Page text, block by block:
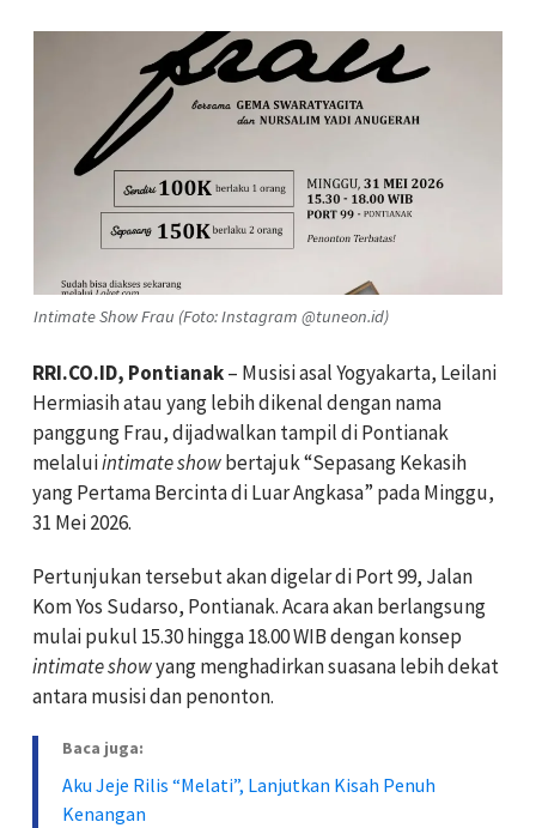
Intimate Show Frau (Foto: Instagram @tuneon.id)
RRI.CO.ID, Pontianak– Musisi asal Yogyakarta, Leilani
Hermiasih atau yang lebih dikenal dengan nama
panggung Frau, dijadwalkan tampil di Pontianak
melaluiintimate showbertajuk “Sepasang Kekasih
yang Pertama Bercinta di Luar Angkasa” pada Minggu,
31 Mei 2026.
Pertunjukan tersebut akan digelar di Port 99, Jalan
Kom Yos Sudarso, Pontianak. Acara akan berlangsung
mulai pukul 15.30 hingga 18.00 WIB dengan konsep
intimate showyang menghadirkan suasana lebih dekat
antara musisi dan penonton.
Baca juga:
Aku Jeje Rilis “Melati”, Lanjutkan Kisah Penuh
Kenangan